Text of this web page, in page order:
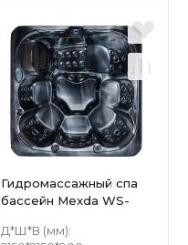
Гидромассажный спа
бассейн Mexda WS-
Д*Ш*В (мм):